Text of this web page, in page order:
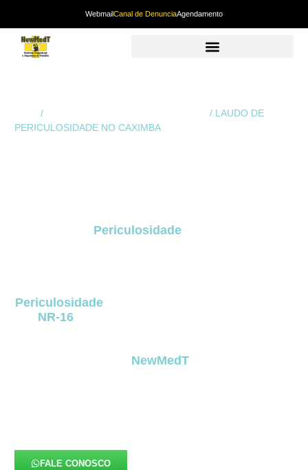
WebmailCanal de DenunciaAgendamento
/
/ LAUDO DE
PERICULOSIDADE NO CAXIMBA
Periculosidade
Periculosidade
NR-16
NewMedT, tratamos esse
FALE CONOSCO